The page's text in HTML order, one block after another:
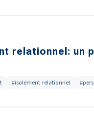
relationnel: un
#isolement relationnel